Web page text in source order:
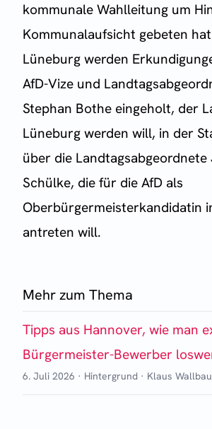
kommunale Wahlleitung um
Kommunalaufsicht gebeten
Lüneburg werden
AfD-Vize und
Stephan Bothe eingeholt, der
Lüneburg werden will, in der
über die Landtagsabgeordnete
Schülke, die für die AfD als
Oberbürgermeisterkandidatin
antreten will.
Mehr zum Thema
Tipps aus Hannover, wie man
Bürgermeister-Bewerber
6. Juli 2026 · Hintergrund · Klaus